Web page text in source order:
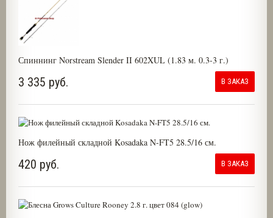
Спиннинг Norstream Slender II 602XUL (1.83 м. 0.3-3 г.)
3 335 руб. В ЗАКАЗ
Нож филейный складной Kosadaka N-FT5 28.5/16 см.
420 руб. В ЗАКАЗ